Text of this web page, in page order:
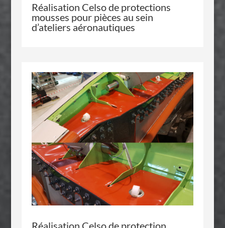
Réalisation Celsode protections
mousses pour pièces au sein
d’ateliers aéronautiques
Réalisation Celsode protection